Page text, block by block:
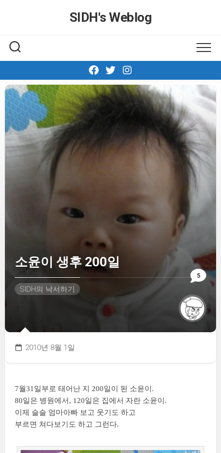
SIDH′s Weblog
5
소윤이 생후 200일
SIDH의 낙서하기
2010년 8월 1일
7월31일부로 태어난 지 200일이 된 소윤이.
80일은 병원에서, 120일은 집에서 자란 소윤이.
이제 슬슬 엄마아빠 보고 웃기도 하고
부르면 쳐다보기도 하고 그런다.